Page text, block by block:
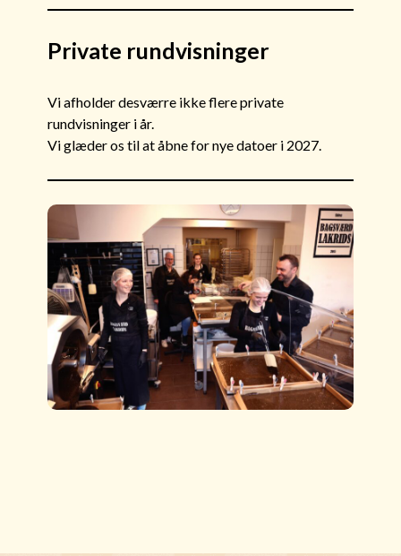
Private rundvisninger
Vi afholder desværre ikke flere private
rundvisninger i år.
Vi glæder os til at åbne for nye datoer i 2027.